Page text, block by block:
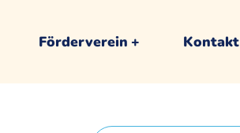
Förderverein Kontakt